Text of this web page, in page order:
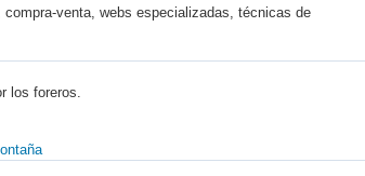
venta, webs especializadas, técnicas de
los foreros.